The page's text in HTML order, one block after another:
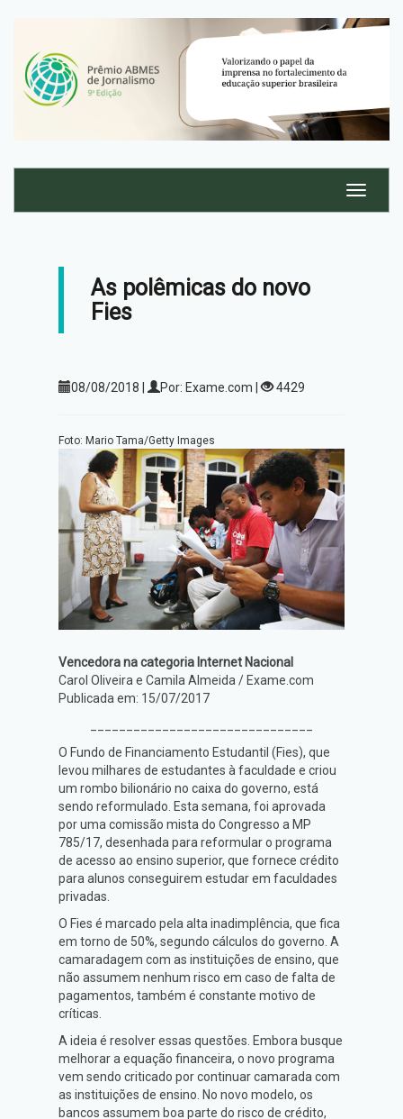
As polêmicas do novo
Fies
08/08/2018 | Por: Exame.com | 4429
Foto: Mario Tama/Getty Images
Vencedora na categoria Internet Nacional
Carol Oliveira e Camila Almeida / Exame.com
Publicada em: 15/07/2017
O Fundo de Financiamento Estudantil (Fies), que
levou milhares de estudantes à faculdade e criou
um rombo bilionário no caixa do governo, está
sendo reformulado. Esta semana, foi aprovada
por uma comissão mista do Congresso a MP
785/17, desenhada para reformular o programa
de acesso ao ensino superior, que fornece crédito
para alunos conseguirem estudar em faculdades
privadas.
O Fies é marcado pela alta inadimplência, que fica
em torno de 50%, segundo cálculos do governo. A
camaradagem com as instituições de ensino, que
não assumem nenhum risco em caso de falta de
pagamentos, também é constante motivo de
críticas.
A ideia é resolver essas questões. Embora busque
melhorar a equação financeira, o novo programa
vem sendo criticado por continuar camarada com
as instituições de ensino. No novo modelo, os
bancos assumem boa parte do risco de crédito,